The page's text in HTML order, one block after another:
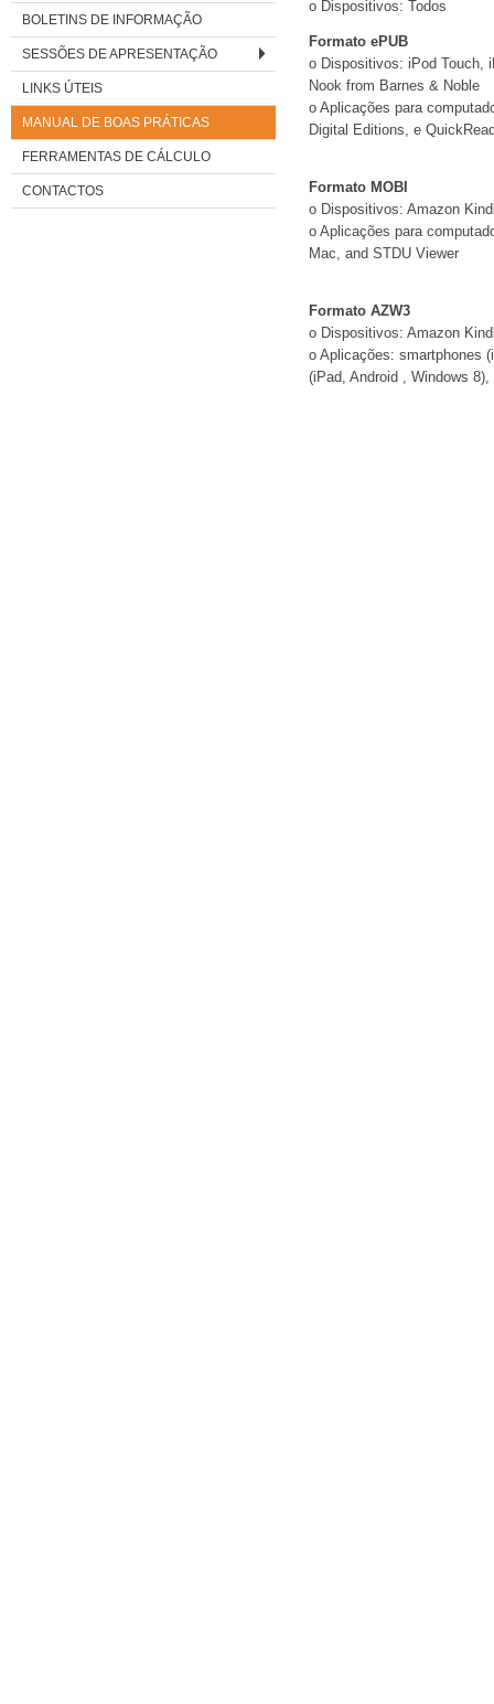
BOLETINS DE INFORMAÇÃO
SESSÕES DE APRESENTAÇÃO
LINKS ÚTEIS
MANUAL DE BOAS PRÁTICAS
FERRAMENTAS DE CÁLCULO
CONTACTOS
o Dispositivos: Todos
Formato ePUB
o Dispositivos: iPod Touch,
Nook from Barnes & Noble
o Aplicações para
Digital Editions, e
Formato MOBI
o Dispositivos: Amazon
o Aplicações para
Mac, and STDU Viewer
Formato AZW3
o Dispositivos: Amazon
o Aplicações: smartphones
(iPad, Android , Windows